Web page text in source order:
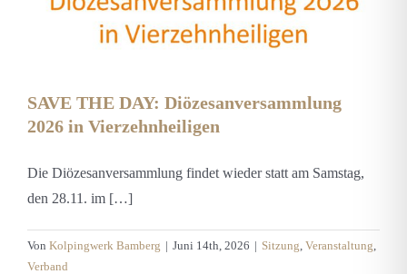
SAVE THE DAY: Diözesanversammlung
2026 in Vierzehnheiligen
Die Diözesanversammlung findet wieder statt am Samstag,
den 28.11. im […]
Von Kolpingwerk Bamberg | Juni 14th, 2026 | Sitzung, Veranstaltung,
Verband